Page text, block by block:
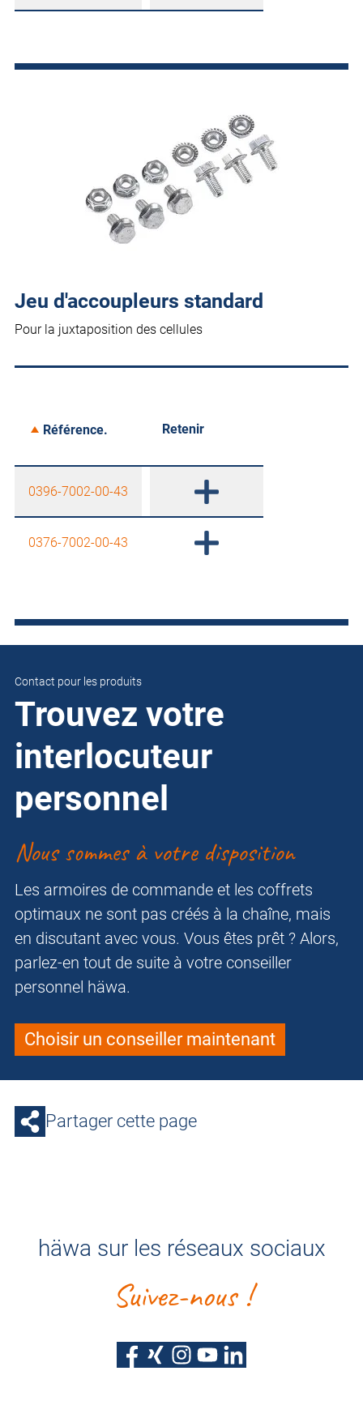
Jeu d'accoupleurs standard
Pour la juxtaposition des cellules
Référence. Retenir
0396-7002-00-43
0376-7002-00-43
Contact pour les produits
Trouvez votre
interlocuteur
personnel
Nous sommes à votre disposition
Les armoires de commande et les coffrets
optimaux ne sont pas créés à la chaîne, mais
en discutant avec vous. Vous êtes prêt ? Alors,
parlez-en tout de suite à votre conseiller
personnel häwa.
Choisir un conseiller maintenant
Partager cette page
häwa sur les réseaux sociaux
Suivez-nous !